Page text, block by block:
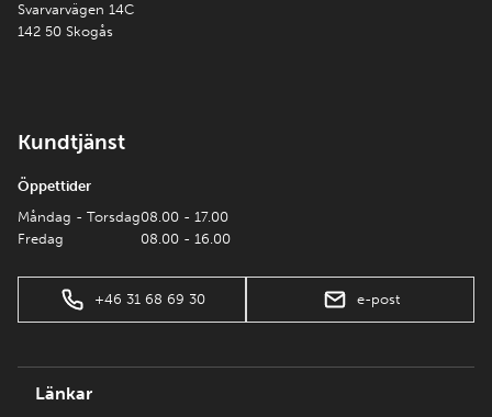
Svarvarvägen 14C
142 50 Skogås
Kundtjänst
Öppettider
Måndag - Torsdag
Fredag
08.00 - 17.00
08.00 - 16.00
+46 31 68 69 30 e-post
Länkar